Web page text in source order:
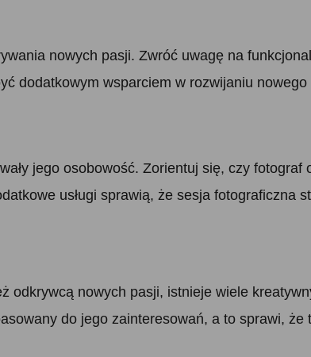
nowych pasji. Zwróć uwagę na
dodatkowym wsparciem w rozwijaniu nowego
jego osobowość. Zorientuj się, czy fotograf
usługi sprawią, że sesja fotograficzna
odkrywcą nowych pasji, istnieje wiele
do jego zainteresowań, a to sprawi, że